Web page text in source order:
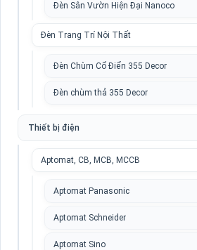
Đèn Sân Vườn Hiện Đại Nanoco
Đèn Trang Trí Nội Thất
Đèn Chùm Cổ Điển 355 Decor
Đèn chùm thả 355 Decor
Thiết bị điện
Aptomat, CB, MCB, MCCB
Aptomat Panasonic
Aptomat Schneider
Aptomat Sino